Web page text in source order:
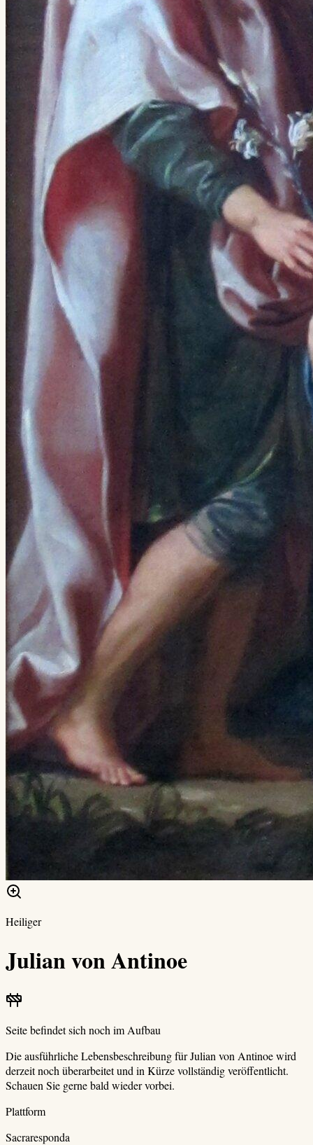
Heiliger
Julian von Antinoe
Seite befindet sich noch im Aufbau
Die ausführliche Lebensbeschreibung fürJulian von Antinoewird
derzeit noch überarbeitet und in Kürze vollständig veröffentlicht.
Schauen Sie gerne bald wieder vorbei.
Plattform
Sacraresponda